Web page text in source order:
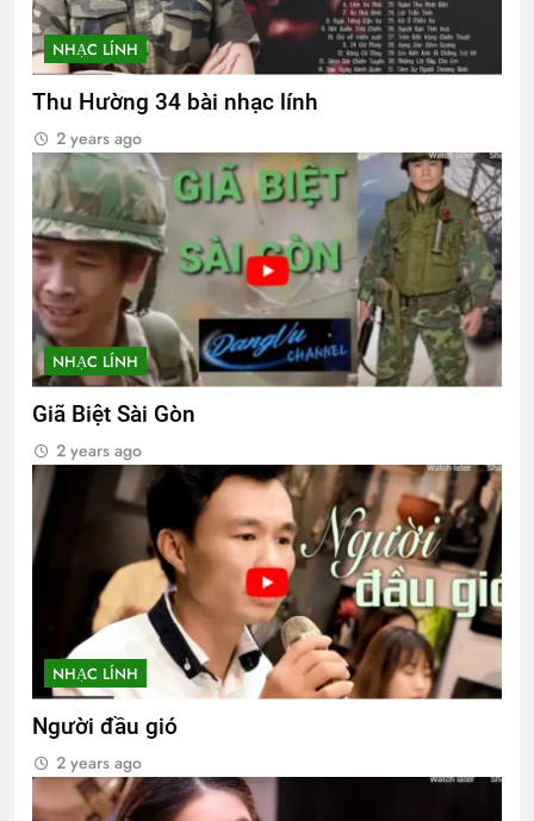
NHẠC LÍNH
Thu Hường 34 bài nhạc lính
2 years ago
NHẠC LÍNH
Giã Biệt Sài Gòn
2 years ago
NHẠC LÍNH
Người đầu gió
2 years ago